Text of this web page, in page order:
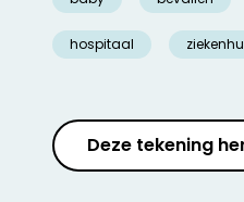
hospitaal
Deze tekening